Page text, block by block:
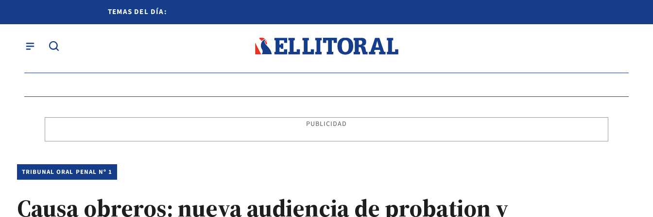
TEMAS DEL DÍA:
PUBLICIDAD
TRIBUNAL ORAL PENAL Nº 1
Causa obreros: nueva audiencia de probation y